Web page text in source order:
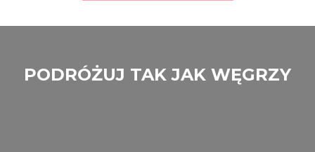
PODRÓŻUJ TAK JAK WĘGRZY